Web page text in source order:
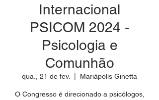
Internacional
PSICOM 2024 -
Psicologia e
Comunhão
qua., 21 de fev. Mariápolis Ginetta
O Congresso é direcionado a psicólogos,